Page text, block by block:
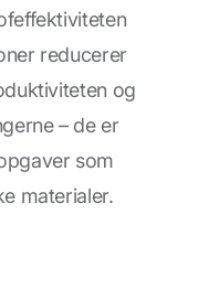
reducerer
og
– de er
som
materialer.